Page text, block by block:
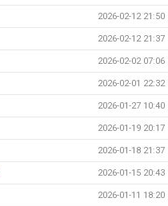
2026-02-12 21:50
2026-02-12 21:37
2026-02-02 07:06
2026-02-01 22:32
2026-01-27 10:40
2026-01-19 20:17
2026-01-18 21:37
2026-01-15 20:43
2026-01-11 18:20